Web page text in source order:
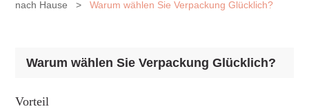
nach Hause > Warum wählen Sie Verpackung Glücklich?
Warum wählen Sie Verpackung Glücklich?
Vorteil